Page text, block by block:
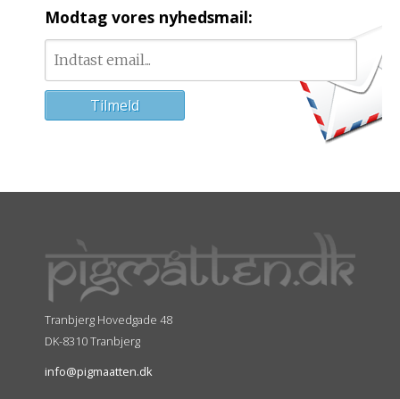
Modtag vores nyhedsmail:
Tranbjerg Hovedgade 48
DK-8310 Tranbjerg
info@pigmaatten.dk